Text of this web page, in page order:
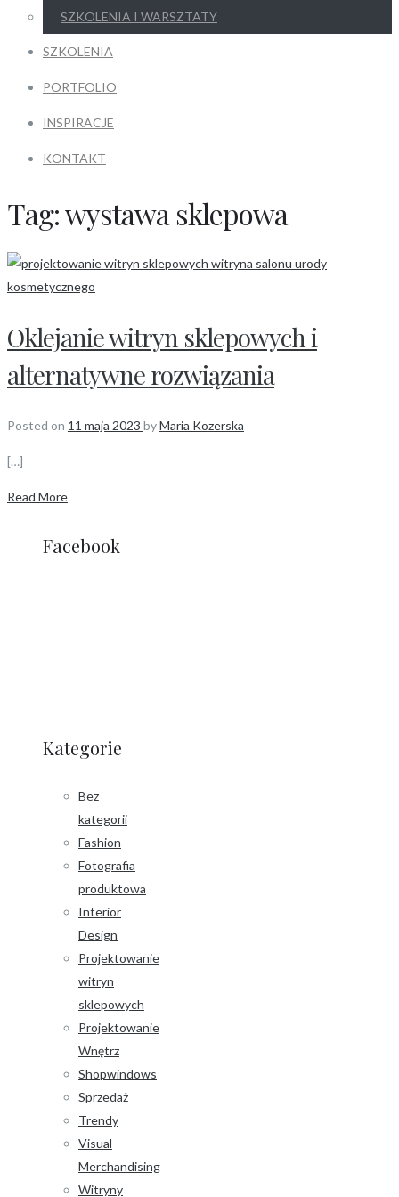
SZKOLENIA I WARSZTATY
SZKOLENIA
PORTFOLIO
INSPIRACJE
KONTAKT
Tag:wystawa sklepowa
Oklejanie witryn sklepowych i
alternatywne rozwiązania
Posted on 11 maja 2023 byMaria Kozerska
[…]
Read More
Facebook
Kategorie
Bez
kategorii
Fashion
Fotografia
produktowa
Interior
Design
Projektowanie
witryn
sklepowych
Projektowanie
Wnętrz
Shopwindows
Sprzedaż
Trendy
Visual
Merchandising
Witryny